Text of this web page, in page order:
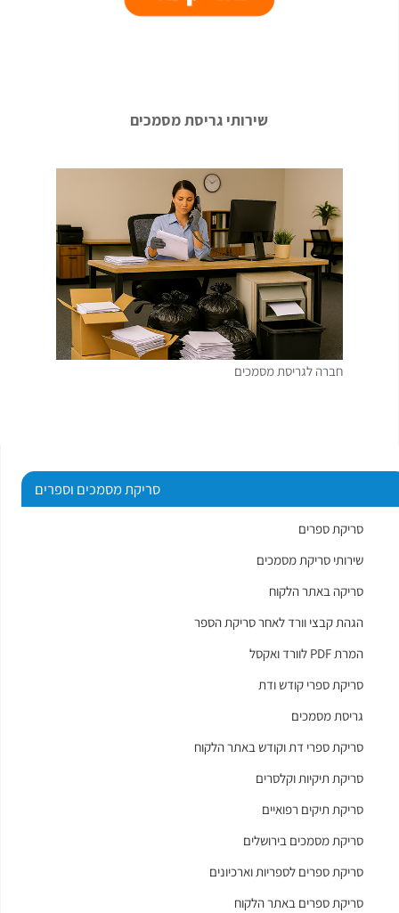
שירותי גריסת מסמכים
חברה לגריסת מסמכים
סריקת מסמכים וספרים
סריקת ספרים
שירותי סריקת מסמכים
סריקה באתר הלקוח
הגהת קבצי וורד לאחר סריקת הספר
המרת PDF לוורד ואקסל
סריקת ספרי קודש ודת
גריסת מסמכים
סריקת ספרי דת וקודש באתר הלקוח
סריקת תיקיות וקלסרים
סריקת תיקים רפואיים
סריקת מסמכים בירושלים
סריקת ספרים לספריות וארכיונים
סריקת ספרים באתר הלקוח